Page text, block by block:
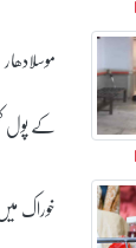
کے
خوراک